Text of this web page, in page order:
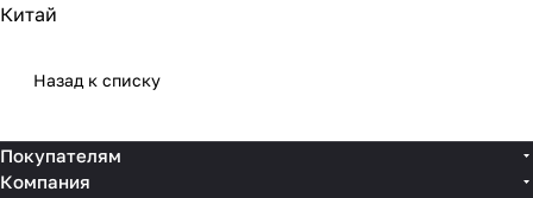
Китай
Назад к списку
Покупателям
Компания